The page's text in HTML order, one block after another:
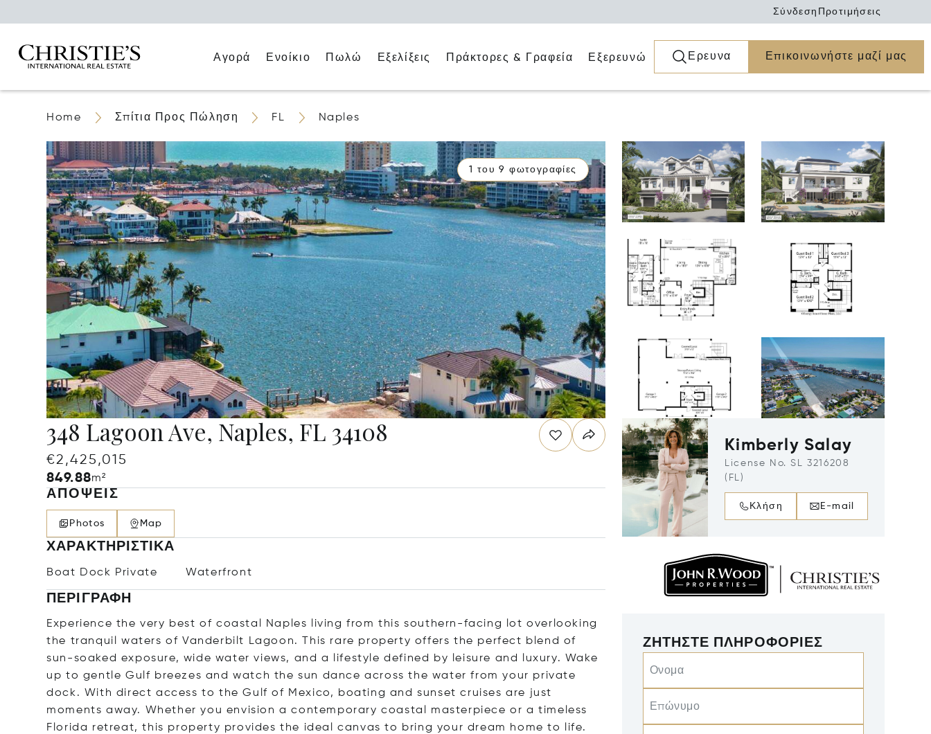
Σύνδεση Προτιμήσεις
Αγορά Ενοίκιο Πωλώ Εξελίξεις Πράκτορες & Γραφεία Εξερευνώ Ερευνα Επικοινωνήστε μαζί μας
Home Σπίτια Προς Πώληση FL Naples
1 του 9 φωτογραφίες
348 Lagoon Ave, Naples, FL 34108
€2,425,015
849.88m²
ΑΠΌΨΕΙΣ
Photos Map
ΧΑΡΑΚΤΗΡΙΣΤΙΚΆ
Boat Dock Private Waterfront
ΠΕΡΙΓΡΑΦΉ
Experience the very best of coastal Naples living from this southern-facing lot overlooking
the tranquil waters of Vanderbilt Lagoon. This rare property offers the perfect blend of
sun-soaked exposure, wide water views, and a lifestyle defined by leisure and luxury. Wake
up to gentle Gulf breezes and watch the sun dance across the water from your private
dock. With direct access to the Gulf of Mexico, boating and sunset cruises are just
moments away. Whether you envision a contemporary coastal masterpiece or a timeless
Florida retreat, this property provides the ideal canvas to bring your dream home to life.
Kimberly Salay
License No. SL 3216208
(FL)
Κλήση E-mail
ΖΗΤΉΣΤΕ ΠΛΗΡΟΦΟΡΊΕΣ
Ονομα
Επώνυμο